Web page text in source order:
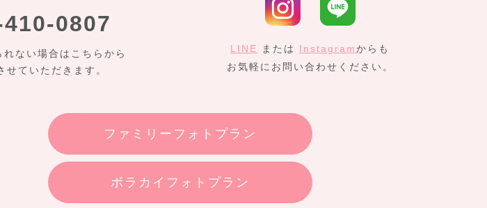
0807
れない場合はこちらから
せていただきます。
LINE または Instagramからも
お気軽にお問い合わせください。
ファミリーフォトプラン
ボラカイフォトプラン